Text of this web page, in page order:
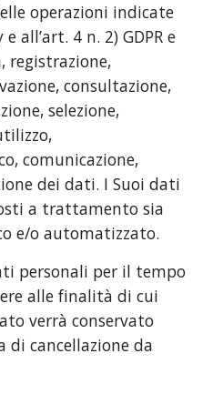
operazioni indicate
all’art. 4 n. 2) GDPR e
registrazione,
consultazione,
selezione,
comunicazione,
dei dati. I Suoi dati
a trattamento sia
e/o automatizzato.
personali per il tempo
alle finalità di cui
verrà conservato
di cancellazione da